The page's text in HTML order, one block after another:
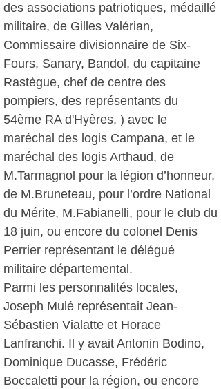
des associations patriotiques, médaillé
militaire, de Gilles Valérian,
Commissaire divisionnaire de Six-
Fours, Sanary, Bandol, du capitaine
Rastègue, chef de centre des
pompiers, des représentants du
54ème RA d'Hyères, ) avec le
maréchal des logis Campana, et le
maréchal des logis Arthaud, de
M.Tarmagnol pour la légion d’honneur,
de M.Bruneteau, pour l’ordre National
du Mérite, M.Fabianelli, pour le club du
18 juin, ou encore du colonel Denis
Perrier représentant le délégué
militaire départemental.
Parmi les personnalités locales,
Joseph Mulé représentait Jean-
Sébastien Vialatte et Horace
Lanfranchi. Il y avait Antonin Bodino,
Dominique Ducasse, Frédéric
Boccaletti pour la région, ou encore